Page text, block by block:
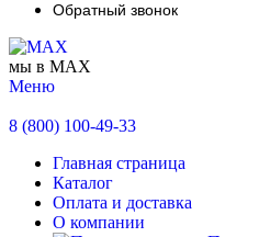
Обратный звонок
мы в MAX
Меню
8 (800) 100-49-33
Главная страница
Каталог
Оплата и доставка
О компании